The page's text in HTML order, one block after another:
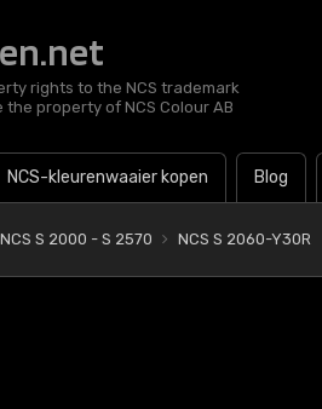
rights to the NCS trademark
the property of NCS Colour AB
NCS-kleurenwaaier kopen Blog
NCS S 2000 - S 2570 NCS S 2060-Y30R